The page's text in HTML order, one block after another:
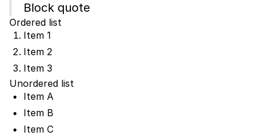
Block quote
Ordered list
Item 1
Item 2
Item 3
Unordered list
Item A
Item B
Item C